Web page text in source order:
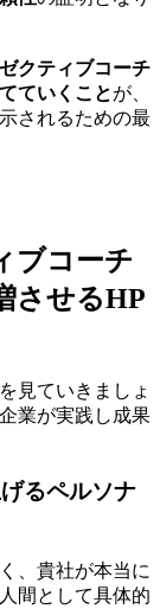
クティブコーチ
ていくことが、
されるための最
ブコーチ
させるHP
見ていきましょ
業が実践し成果
るペルソナ
、貴社が本当に
間として具体的